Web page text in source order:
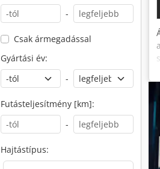
-
Csak ármegadással
Gyártási év:
-
Futásteljesítmény [km]:
-
Hajtástípus: